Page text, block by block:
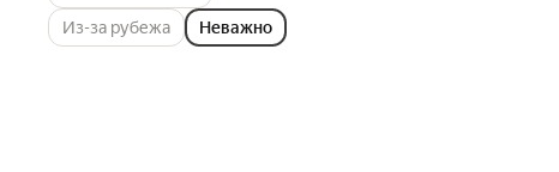
Из-за рубежа
Неважно